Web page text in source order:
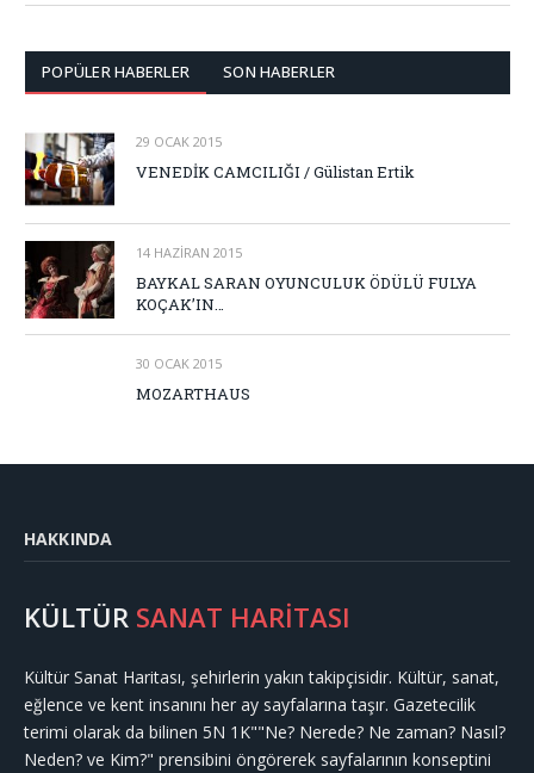
POPÜLER HABERLER SON HABERLER
29 OCAK 2015
VENEDİK CAMCILIĞI / Gülistan Ertik
14 HAZIRAN 2015
BAYKAL SARAN OYUNCULUK ÖDÜLÜ FULYA
KOÇAK’IN…
30 OCAK 2015
MOZARTHAUS
HAKKINDA
KÜLTÜR SANAT HARİTASI
Kültür Sanat Haritası, şehirlerin yakın takipçisidir. Kültür, sanat,
eğlence ve kent insanını her ay sayfalarına taşır. Gazetecilik
terimi olarak da bilinen 5N 1K""Ne? Nerede? Ne zaman? Nasıl?
Neden? ve Kim?" prensibini öngörerek sayfalarının konseptini